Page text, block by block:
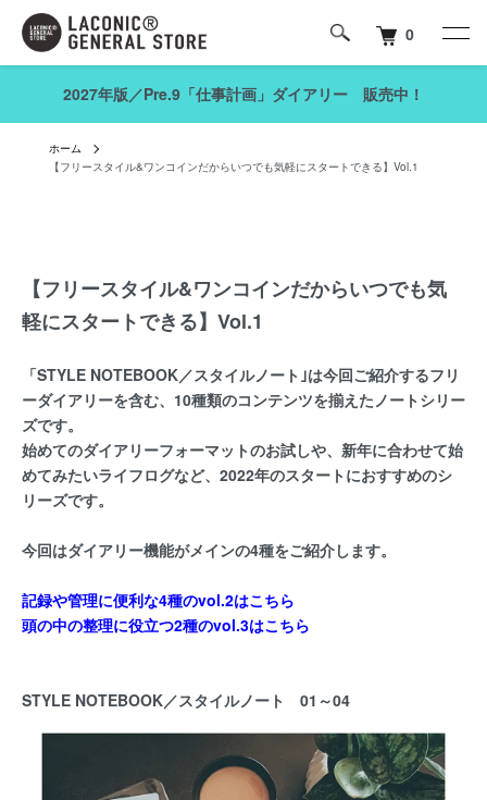
0
2027年版／Pre.9「仕事計画」ダイアリー 販売中！
ホーム
【フリースタイル&ワンコインだからいつでも気軽にスタートできる】Vol.1
【フリースタイル&ワンコインだからいつでも気
軽にスタートできる】Vol.1
「STYLE NOTEBOOK／スタイルノート｣は今回ご紹介するフリ
ーダイアリーを含む、10種類のコンテンツを揃えたノートシリー
ズです。
始めてのダイアリーフォーマットのお試しや、新年に合わせて始
めてみたいライフログなど、2022年のスタートにおすすめのシ
リーズです。
今回はダイアリー機能がメインの4種をご紹介します。
記録や管理に便利な4種のvol.2はこちら
頭の中の整理に役立つ2種のvol.3はこちら
STYLE NOTEBOOK／スタイルノート 01～04